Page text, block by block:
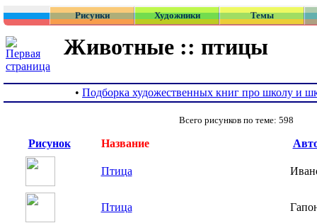
Рисунки Художники Темы
Животные :: птицы
• Подборка художественных книг про школу и
Всего рисунков по теме: 598
Рисунок Название
Птица
Птица